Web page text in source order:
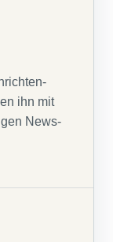
ihn mit
News-